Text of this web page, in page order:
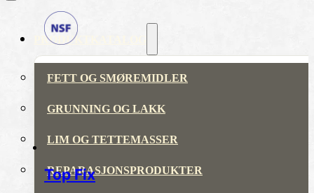
PRODUKTKATALOG
FETT OG SMØREMIDLER
GRUNNING OG LAKK
LIM OG TETTEMASSER
REPARASJONSPRODUKTER
Top Fix